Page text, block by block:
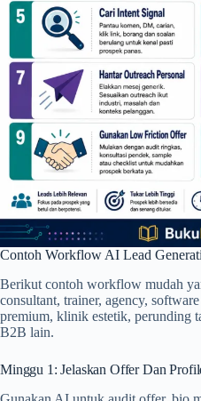
Contoh Workflow AI Lead
Berikut contoh workflow mudah
consultant, trainer, agency,
premium, klinik estetik, perunding
B2B lain.
Minggu 1: Jelaskan Offer Dan